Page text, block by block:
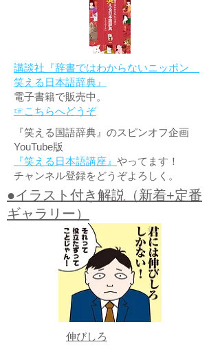
講談社『辞書ではわからないニッポン
笑える日本語辞典』
電子書籍で販売中。
☞こちらへどうぞ
『笑える国語辞典』のスピンオフ企画
YouTube版
『笑える日本語講座』 やってます！
チャンネル登録をどうぞよろしく。
●イラスト付き解説（新着+定番
ギャラリー）
伸びしろ